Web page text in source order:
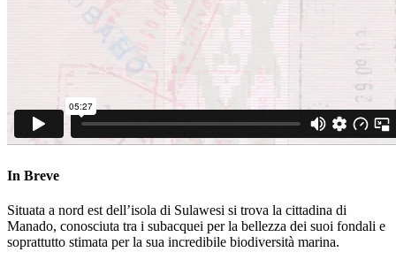
In Breve
Situata a nord est dell’isola di Sulawesi si trova la cittadina di
Manado, conosciuta tra i subacquei per la bellezza dei suoi fondali e
soprattutto stimata per la sua incredibile biodiversità marina.